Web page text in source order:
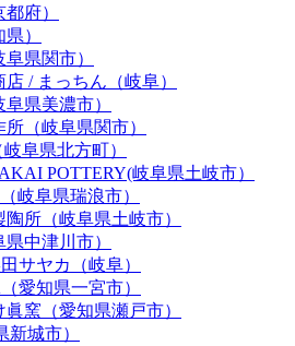
府）
）
県関市）
/ まっちん（岐阜）
県美濃市）
（岐阜県関市）
阜県北方町）
POTTERY(岐阜県土岐市）
岐阜県瑞浪市）
所（岐阜県土岐市）
中津川市）
サヤカ（岐阜）
愛知県一宮市）
窯（愛知県瀬戸市）
新城市）